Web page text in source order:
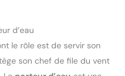
d’eau
le rôle est de servir son
son chef de file du vent